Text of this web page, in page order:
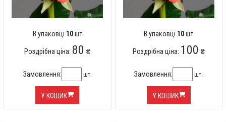
В упаковці 10шт
Роздрібна ціна: 80 ₴
Замовлення: шт.
У КОШИК
В упаковці 10шт
Роздрібна ціна: 100 ₴
Замовлення: шт.
У КОШИК